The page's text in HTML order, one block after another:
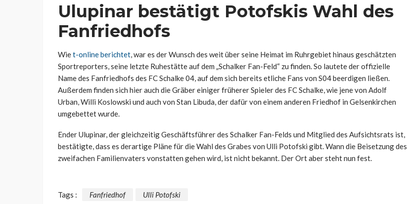
Ulupinar bestätigt Potofskis Wahl des
Fanfriedhofs
Wiet-online berichtet, war es der Wunsch des weit über seine Heimat im Ruhrgebiet hinaus geschätzten
Sportreporters, seine letzte Ruhestätte auf dem „Schalker Fan-Feld“ zu finden. So lautete der offizielle
Name des Fanfriedhofs des FC Schalke 04, auf dem sich bereits etliche Fans von S04 beerdigen ließen.
Außerdem finden sich hier auch die Gräber einiger früherer Spieler des FC Schalke, wie jene von Adolf
Urban, Willi Koslowski und auch von Stan Libuda, der dafür von einem anderen Friedhof in Gelsenkirchen
umgebettet wurde.
Ender Ulupinar, der gleichzeitig Geschäftsführer des Schalker Fan-Felds und Mitglied des Aufsichtsrats ist,
bestätigte, dass es derartige Pläne für die Wahl des Grabes von Ulli Potofski gibt. Wann die Beisetzung des
zweifachen Familienvaters vonstatten gehen wird, ist nicht bekannt. Der Ort aber steht nun fest.
Tags : Fanfriedhof Ulli Potofski